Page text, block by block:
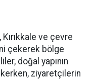
ve çevre
çekerek bölge
doğal yapının
ziyaretçilerin